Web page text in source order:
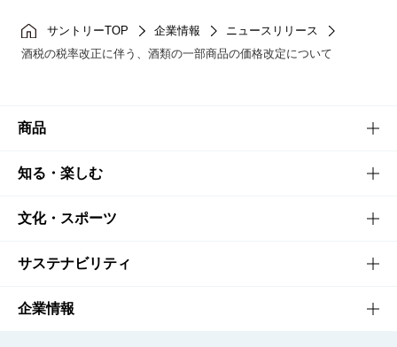
サントリーTOP 企業情報
ニュースリリース
酒税の税率改正に伴う、酒類の一部商品の価格改定について
商品
商品TOP
商品一覧
商品発売情報
栄養成分一覧
知る・楽しむ
知る・楽しむTOP
キャンペーン
工場見学
文化・スポーツ
文化・スポーツTOP
サントリーホール
サステナビリティ
サステナビリティTOP
企業情報